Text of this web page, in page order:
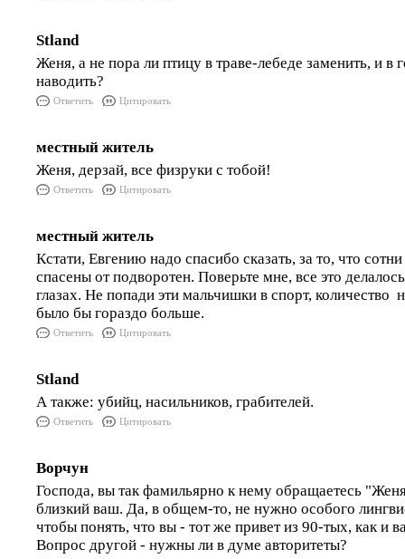
Stland
Женя, а не пора ли птицу в траве-лебеде заменить, и в
наводить?
Ответить Цитировать
местный житель
Женя, дерзай, все физруки с тобой!
Ответить Цитировать
местный житель
Кстати, Евгению надо спасибо сказать, за то, что
спасены от подворотен. Поверьте мне, все это
глазах. Не попади эти мальчишки в спорт, количество
было бы гораздо больше.
Ответить Цитировать
Stland
А также: убийц, насильников, грабителей.
Ответить Цитировать
Ворчун
Господа, вы так фамильярно к нему обращаетесь
близкий ваш. Да, в общем-то, не нужно особого
чтобы понять, что вы - тот же привет из 90-тых, как и
Вопрос другой - нужны ли в думе авторитеты?